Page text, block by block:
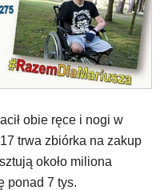
obie ręce i nogi w
trwa zbiórka na zakup
około miliona
ponad 7 tys.